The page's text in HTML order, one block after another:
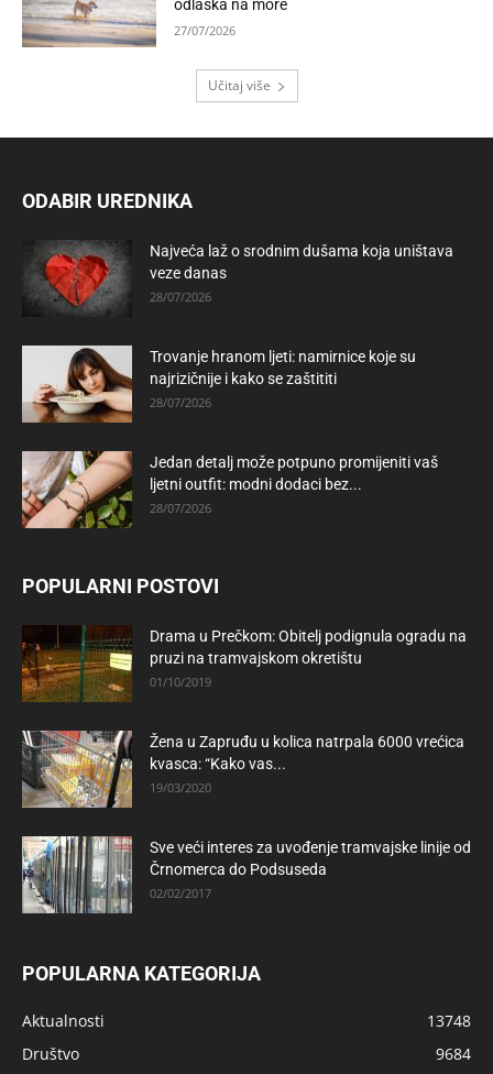
odlaska na more
27/07/2026
Učitaj više
ODABIR UREDNIKA
Najveća laž o srodnim dušama koja uništava
veze danas
28/07/2026
Trovanje hranom ljeti: namirnice koje su
najrizičnije i kako se zaštititi
28/07/2026
Jedan detalj može potpuno promijeniti vaš
ljetni outfit: modni dodaci bez...
28/07/2026
POPULARNI POSTOVI
Drama u Prečkom: Obitelj podignula ogradu na
pruzi na tramvajskom okretištu
01/10/2019
Žena u Zapruđu u kolica natrpala 6000 vrećica
kvasca: “Kako vas...
19/03/2020
Sve veći interes za uvođenje tramvajske linije od
Črnomerca do Podsuseda
02/02/2017
POPULARNA KATEGORIJA
Aktualnosti
13748
Društvo
9684